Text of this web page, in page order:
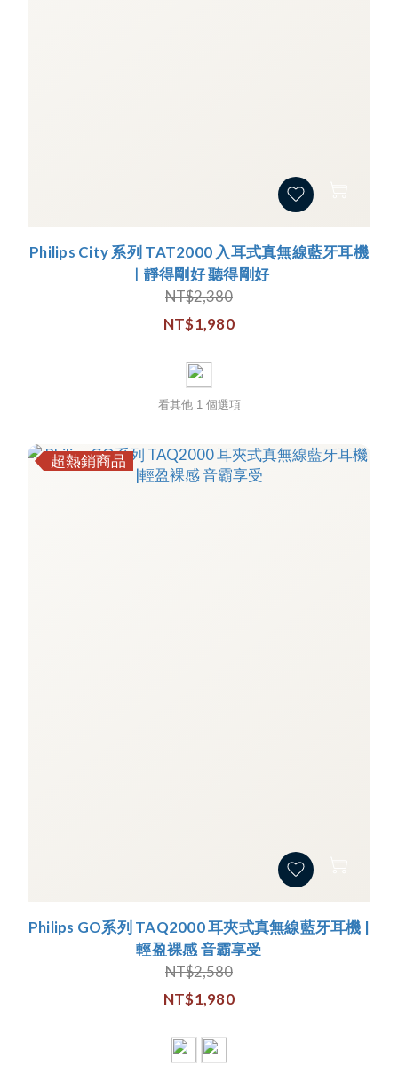
Philips City 系列 TAT2000 入耳式真無線藍牙耳機
｜靜得剛好 聽得剛好
NT$2,380
NT$1,980
看其他 1 個選項
超熱銷商品
Philips GO系列 TAQ2000 耳夾式真無線藍牙耳機 |
輕盈裸感 音霸享受
NT$2,580
NT$1,980